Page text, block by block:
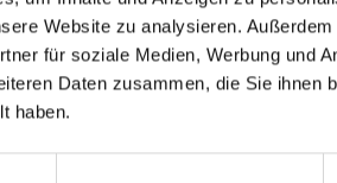
Website zu analysieren.
für soziale Medien, Werbung und
Daten zusammen, die Sie ihnen
haben.